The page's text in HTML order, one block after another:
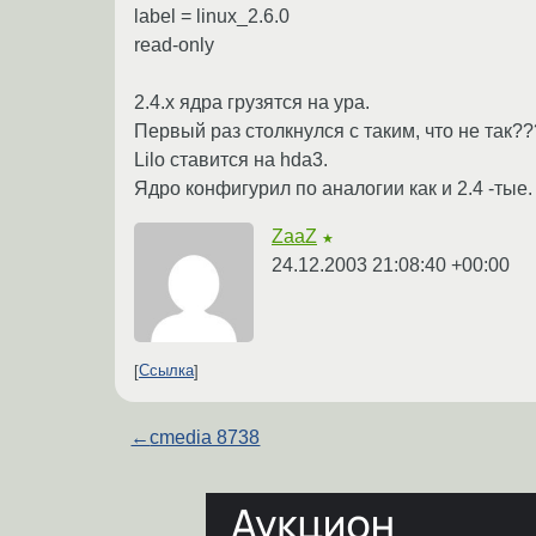
label = linux_2.6.0
read-only
2.4.x ядра грузятся на ура.
Первый раз столкнулся с таким, что не
Lilo ставится на hda3.
Ядро конфигурил по аналогии как и 2.4 -тые.
ZaaZ ★
24.12.2003 21:08:40 +00:00
Ссылка
←cmedia 8738